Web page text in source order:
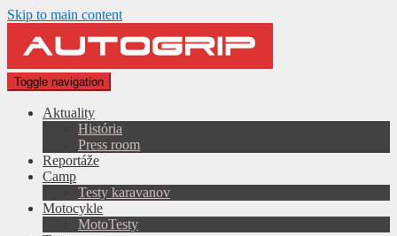
Skip to main content
Toggle navigation
Aktuality
História
Press room
Reportáže
Camp
Testy karavanov
Motocykle
MotoTesty